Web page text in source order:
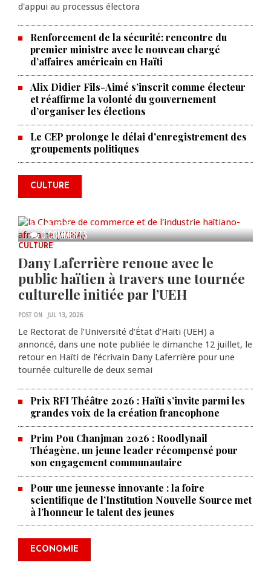
d'appui au processus électora
Renforcement de la sécurité: rencontre du
premier ministre avec le nouveau chargé
d’affaires américain en Haïti
Alix Didier Fils-Aimé s’inscrit comme électeur
et réaffirme la volonté du gouvernement
d’organiser les élections
Le CEP prolonge le délai d'enregistrement des
groupements politiques
CULTURE
0 COMMENTS
La Chambre de commerce et de
l'industrie haïtiano-africaine
annonce des activités pour
commémorer le 235e
anniversaire de la cérémonie du
AUG 05, 2026
CULTURE
Dany Laferrière renoue avec le
public haïtien à travers une tournée
culturelle initiée par l’UEH
POST ON JUL 13, 2026
Le Rectorat de l’Université d’État d’Haïti (UEH) a
annoncé, dans une note publiée le dimanche 12 juillet, le
retour en Haïti de l’écrivain Dany Laferrière pour une
tournée culturelle de deux semai
Prix RFI Théâtre 2026 : Haïti s’invite parmi les
grandes voix de la création francophone
Prim Pou Chanjman 2026 : Roodlynail
Théagène, un jeune leader récompensé pour
son engagement communautaire
Pour une jeunesse innovante : la foire
scientifique de l’Institution Nouvelle Source met
à l’honneur le talent des jeunes
ECONOMIE
Produire le savoir pour
transformer Haïti : BRH lance la
2ᵉ édition de ses Journées
scientifiques